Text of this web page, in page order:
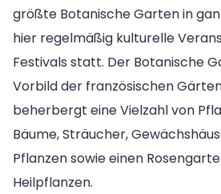
größte Botanische Garten in
hier regelmäßig kulturelle
Festivals statt. Der Botanische
Vorbild der französischen
beherbergt eine Vielzahl von
Bäume, Sträucher,
Pflanzen sowie einen
Heilpflanzen.